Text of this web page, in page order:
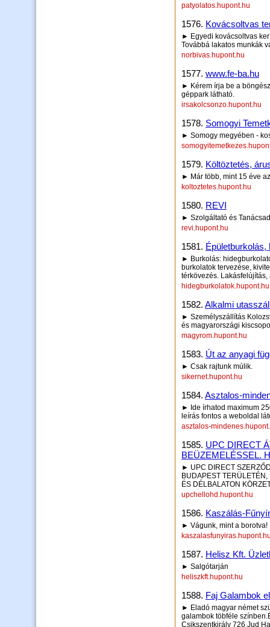
patyolatos.hupont.hu
1576. Kovácsoltvas
► Egyedi kovácsoltvas
Továbbá lakatos munkák
norbivas.hupont.hu
1577. www.fe-ba.hu
► Kérem írja be a
géppark látható.
irsakolcsonzo.hupont.hu
1578. Somogyi
► Somogy megyében -
1579. Költöztetés,
► Már több, mint 15 éve
koltoztetes.hupont.hu
1580. REVI
► Szolgáltató és
revi.hupont.hu
1581.
► Burkolás:
burkolatok tervezése,
térkövezés.
hidegburkolatok.hupont.hu
1582. Alkalmi
► Személyszállítás
és magyarországi
magyrom.hupont.hu
1583. Út az anyagi
► Csak rajtunk múlik.
sikernet.hupont.hu
1584. Asztalos-
► Ide írhatod maximum
leírás fontos a weboldal
asztalos-
1585. UPC DIRECT
BEÜZEMELÉSSEL.
► UPC DIRECT
BUDAPEST
ÉS DÉLBALATON
upchellohd.hupont.hu
1586. Kaszálás-
► Vágunk, mint a borotva!
1587. Helisz Kft.
► Salgótarján
heliszkft.hupont.hu
1588. Faj Galambok
► Eladó magyar német
galambok töbféle
Csikszentkirály 726 Jud